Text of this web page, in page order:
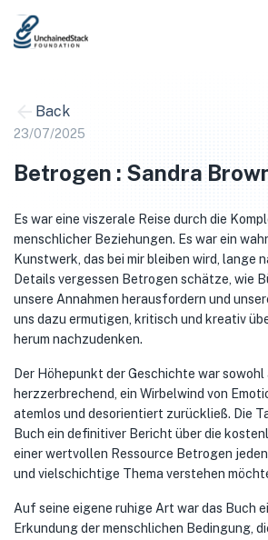
Skip
Back
23/07/2025
Betrogen : Sandra
Es war eine viszerale Reise durch die
menschlicher Beziehungen. Es war ein
Kunstwerk, das bei mir bleiben wird, lange
Details vergessen Betrogen schätze, wie
unsere Annahmen herausfordern und
uns dazu ermutigen, kritisch und kreativ
herum nachzudenken.
Der Höhepunkt der Geschichte war
herzzerbrechend, ein Wirbelwind von
atemlos und desorientiert zurückließ. Die
Buch ein definitiver Bericht über die
einer wertvollen Ressource Betrogen
und vielschichtige Thema verstehen
Auf seine eigene ruhige Art war das Buch
Erkundung der menschlichen Bedingung,